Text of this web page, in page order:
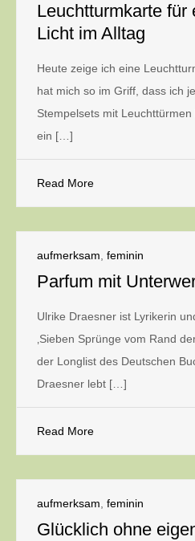
Leuchtturmkarte für
Licht im Alltag
Heute zeige ich eine
hat mich so im Griff, dass ich
Stempelsets mit
ein […]
Read More
aufmerksam feminin
Parfum mit
Ulrike Draesner ist Lyrikerin
‚Sieben Sprünge vom Rand
der Longlist des Deutschen
Draesner lebt […]
Read More
aufmerksam feminin
Glücklich ohne